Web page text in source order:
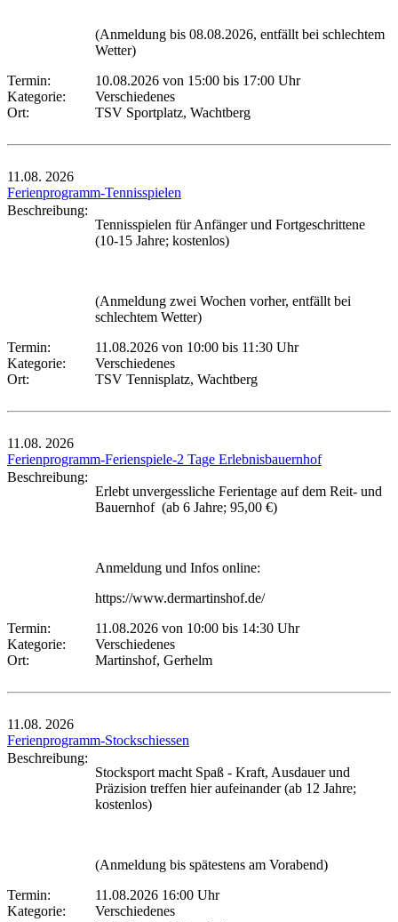
(Anmeldung bis 08.08.2026, entfällt bei schlechtem
Wetter)
Termin:
10.08.2026 von 15:00 bis 17:00 Uhr
Kategorie:
Verschiedenes
Ort:
TSV Sportplatz, Wachtberg
11.08. 2026
Ferienprogramm-Tennisspielen
Beschreibung:
Tennisspielen für Anfänger und Fortgeschrittene
(10-15 Jahre; kostenlos)
(Anmeldung zwei Wochen vorher, entfällt bei
schlechtem Wetter)
Termin:
11.08.2026 von 10:00 bis 11:30 Uhr
Kategorie:
Verschiedenes
Ort:
TSV Tennisplatz, Wachtberg
11.08. 2026
Ferienprogramm-Ferienspiele-2 Tage Erlebnisbauernhof
Beschreibung:
Erlebt unvergessliche Ferientage auf dem Reit- und
Bauernhof (ab 6 Jahre; 95,00 €)
Anmeldung und Infos online:
https://www.dermartinshof.de/
Termin:
11.08.2026 von 10:00 bis 14:30 Uhr
Kategorie:
Verschiedenes
Ort:
Martinshof, Gerhelm
11.08. 2026
Ferienprogramm-Stockschiessen
Beschreibung:
Stocksport macht Spaß - Kraft, Ausdauer und
Präzision treffen hier aufeinander (ab 12 Jahre;
kostenlos)
(Anmeldung bis spätestens am Vorabend)
Termin:
11.08.2026 16:00 Uhr
Kategorie:
Verschiedenes